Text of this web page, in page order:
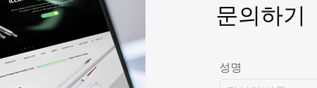
문의하기
성명